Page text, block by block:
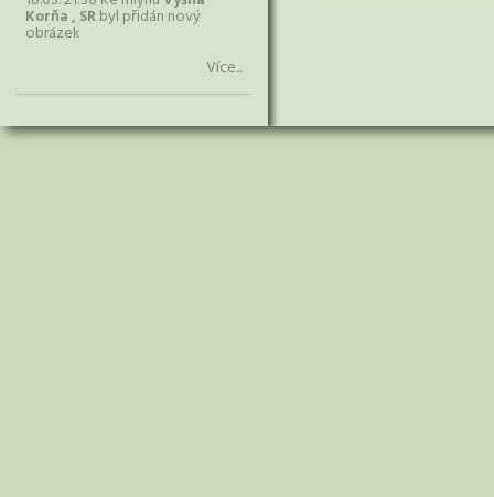
Korňa , SRbyl přidán nový
obrázek
Více...